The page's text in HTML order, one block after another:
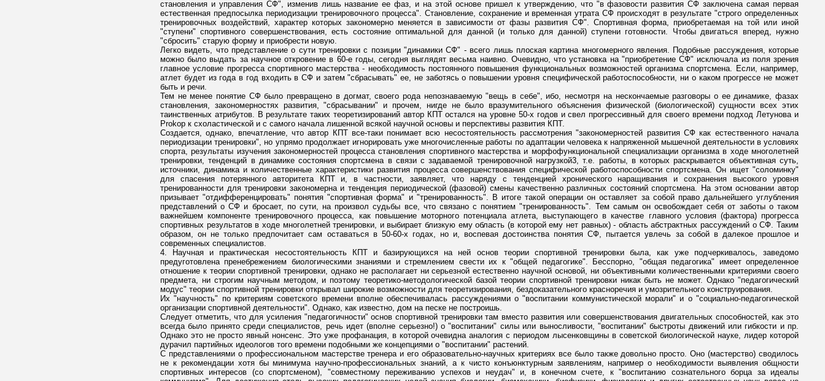
становления и управления СФ", изменив лишь название ее фаз, и на этой основе пришел к утверждению, что "в фазовости развития СФ заключена самая первая
естественная предпосылка периодизации тренировочного процесса". Становление, сохранение и временная утрата СФ происходят в результате "строго определенных
тренировочных воздействий, характер которых закономерно меняется в зависимости от фазы развития СФ". Спортивная форма, приобретаемая на той или иной
"ступени" спортивного совершенствования, есть состояние оптимальной для данной (и только для данной) ступени готовности. Чтобы двигаться вперед, нужно
"сбросить" старую форму и приобрести новую.
Легко видеть, что представление о сути тренировки с позиции "динамики СФ" - всего лишь плоская картина многомерного явления. Подобные рассуждения, которые
можно было выдать за научное откровение в 60-е годы, сегодня выглядят весьма наивно. Очевидно, что установка на "приобретение СФ" исключала из поля зрения
главное условие прогресса спортивного мастерства - необходимость постоянного повышения функциональных возможностей организма спортсмена. Если, например,
атлет будет из года в год входить в СФ и затем "сбрасывать" ее, не заботясь о повышении уровня специфической работоспособности, ни о каком прогрессе не может
быть и речи.
Тем не менее понятие СФ было превращено в догмат, своего рода непознаваемую "вещь в себе", ибо, несмотря на нескончаемые разговоры о ее динамике, фазах
становления, закономерностях развития, "сбрасывании" и прочем, нигде не было вразумительного объяснения физической (биологической) сущности всех этих
таинственных атрибутов. В результате таких теоретизирований автор КПТ остался на уровне 50-х годов и свел прогрессивный для своего времени подход Летунова и
Prokop к схоластической и с самого начала лишенной всякой научной основы и перспективы развития КПТ.
Создается, однако, впечатление, что автор КПТ все-таки понимает всю несостоятельность рассмотрения "закономерностей развития СФ как естественного начала
периодизации тренировки", но упрямо продолжает игнорировать уже многочисленные работы по адаптации человека к напряженной мышечной деятельности в условиях
спорта, результаты изучения закономерностей процесса становления спортивного мастерства и морфофункциональной специализации организма в ходе многолетней
тренировки, тенденций в динамике состояния спортсмена в связи с задаваемой тренировочной нагрузкой3, т.е. работы, в которых раскрывается объективная суть,
источники, динамика и количественные характеристики развития процесса совершенствования специфической работоспособности спортсмена. Он ищет "соломинку"
для спасения потерянного авторитета КПТ и, в частности, заявляет, что наряду с тенденцией хронического наращивания и сохранения высокого уровня
тренированности для тренировки закономерна и тенденция периодической (фазовой) смены качественно различных состояний спортсмена. На этом основании автор
призывает "отдифференцировать" понятия "спортивная форма" и "тренированность". В итоге такой операции он оставляет за собой право дальнейшего углубления
представлений о СФ и бросает, по сути, на произвол судьбы все, что связано с понятием "тренированность". Тем самым он освобождает себя от заботы о таком
важнейшем компоненте тренировочного процесса, как повышение моторного потенциала атлета, выступающего в качестве главного условия (фактора) прогресса
спортивных результатов в ходе многолетней тренировки, и выбирает близкую ему область (в которой ему нет равных) - область абстрактных рассуждений о СФ. Таким
образом, он не только предпочитает сам оставаться в 50-60-х годах, но и, воспевая достоинства понятия СФ, пытается увлечь за собой в далекое прошлое и
современных специалистов.
4. Научная и практическая несостоятельность КПТ и базирующихся на ней основ теории спортивной тренировки была, как уже подчеркивалось, заведомо
предуготовлена пренебрежением биологическими знаниями и стремлением свести их к "общей педагогике". Бесспорно, "общая педагогика" имеет определенное
отношение к теории спортивной тренировки, однако не располагает ни серьезной естественно научной основой, ни объективными количественными критериями своего
предмета, ни строгим научным методом, и поэтому теоретико-методологической базой теории спортивной тренировки никак быть не может. Однако "педагогический
модус" теории спортивной тренировки открывал широкие возможности для теоретизирования, бездоказательного красноречия и умозрительного конструирования.
Их "научность" по критериям советского времени вполне обеспечивалась рассуждениями о "воспитании коммунистической морали" и о "социально-педагогической
организации спортивной деятельности". Однако, как известно, дом на песке не построишь.
Следует отметить, что для усиления "педагогичности" основ спортивной тренировки там вместо развития или совершенствования двигательных способностей, как это
всегда было принято среди специалистов, речь идет (вполне серьезно!) о "воспитании" силы или выносливости, "воспитании" быстроты движений или гибкости и пр.
Однако это не просто явный нонсенс. Это уже профанация, в которой очевидна аналогия с периодом лысенковщины в советской биологической науке, лидер которой
дурачил партийных идеологов того времени подобными же концепциями о "воспитании" растений.
С представлениями о профессиональном мастерстве тренера и его образовательно-научных критериях все было также довольно просто. Оно (мастерство) сводилось
не к рекомендации хотя бы минимума научно-профессиональных знаний, а к чисто конъюнктурным заявлениям, например о необходимости выявления общности
спортивных интересов (со спортсменом), "совместному переживанию успехов и неудач" и, в конечном счете, к "воспитанию сознательного борца за идеалы